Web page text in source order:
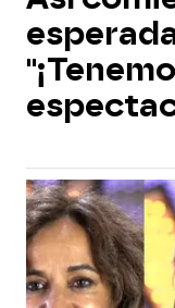
esperada